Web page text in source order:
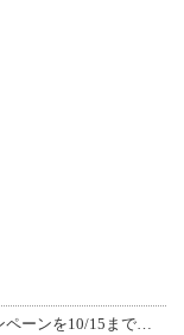
新型「RESO」インカム発売記念！ 下取りキャンペーンを10/15まで延長して開